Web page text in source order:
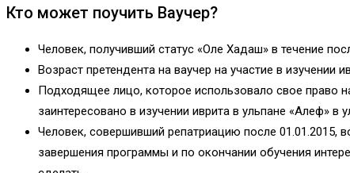
Кто может поучить Ваучер?
Человек, получивший статус «Оле Хадаш» в течение
Возраст претендента на ваучер на участие в изучении
Подходящее лицо, которое использовало свое право
заинтересовано в изучении иврита в ульпане «Алеф»
Человек, совершивший репатриацию после 01.01.2015,
завершения программы и по окончании обучения